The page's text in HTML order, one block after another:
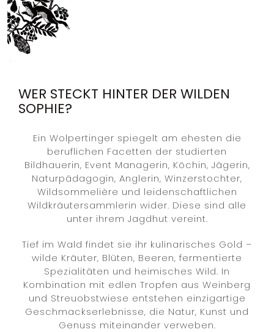
WER STECKT HINTER DER WILDEN
SOPHIE?
Ein Wolpertinger spiegelt am ehesten die
beruflichen Facetten der studierten
Bildhauerin, Event Managerin, Köchin, Jägerin,
Naturpädagogin, Anglerin, Winzerstochter,
Wildsommelière und leidenschaftlichen
Wildkräutersammlerin wider. Diese sind alle
unter ihrem Jagdhut vereint.
Tief im Wald findet sie ihr kulinarisches Gold –
wilde Kräuter, Blüten, Beeren, fermentierte
Spezialitäten und heimisches Wild. In
Kombination mit edlen Tropfen aus Weinberg
und Streuobstwiese entstehen einzigartige
Geschmackserlebnisse, die Natur, Kunst und
Genuss miteinander verweben.